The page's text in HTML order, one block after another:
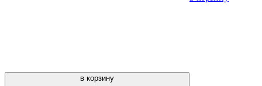
в корзину